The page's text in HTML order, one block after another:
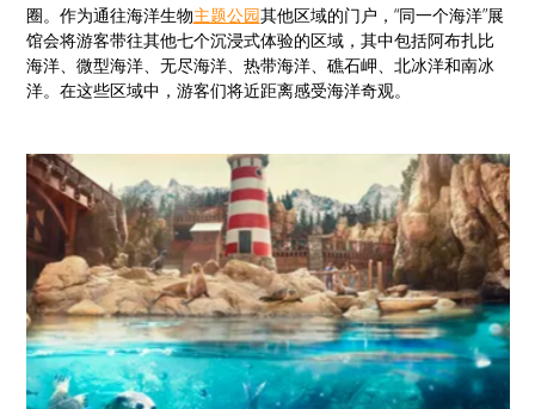
圈。作为通往海洋生物主题公园其他区域的门户，“同一个海洋”展
馆会将游客带往其他七个沉浸式体验的区域，其中包括阿布扎比
海洋、微型海洋、无尽海洋、热带海洋、礁石岬、北冰洋和南冰
洋。在这些区域中，游客们将近距离感受海洋奇观。